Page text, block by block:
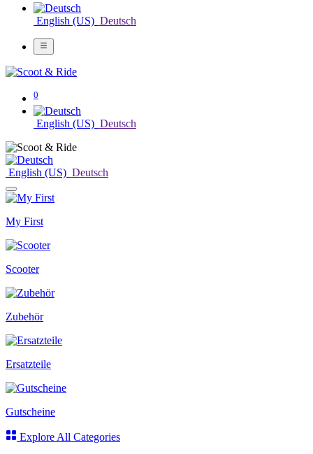
English (US) Deutsch
0
English (US) Deutsch
English (US) Deutsch
My First
Scooter
Zubehör
Ersatzteile
Gutscheine
Explore All Categories